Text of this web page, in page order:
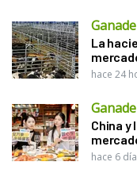
La
hace 24
China y
hace 6